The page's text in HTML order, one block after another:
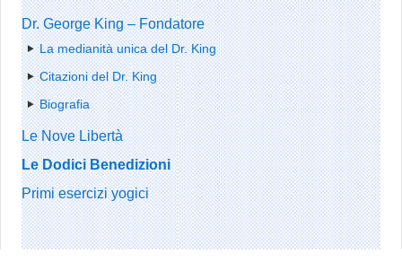
Dr. George King – Fondatore
La medianità unica del Dr. King
Citazioni del Dr. King
Biografia
Le Nove Libertà
Le Dodici Benedizioni
Primi esercizi yogici